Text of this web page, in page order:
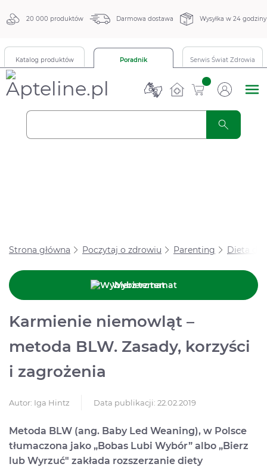
20 000 produktów Darmowa dostawa Wysyłka w 24 godziny
Katalog produktów Poradnik Serwis Świat Zdrowia
sztuk
Strona główna Poczytaj o zdrowiu Parenting Dieta
Wybierz temat
Karmienie niemowląt –
metoda BLW. Zasady, korzyści
i zagrożenia
Autor: Iga Hintz Data publikacji: 22.02.2019
Metoda BLW (ang. Baby Led Weaning), w Polsce
tłumaczona jako „Bobas Lubi Wybór” albo „Bierz
lub Wyrzuć" zakłada rozszerzanie diety